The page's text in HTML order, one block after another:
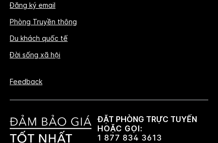
Đăng ký email
Phòng Truyền thông
Du khách quốc tế
Đời sống xã hội
Feedback
ĐẶT PHÒNG TRỰC TUYẾN
HOẶC GỌI:
1 877 834 3613